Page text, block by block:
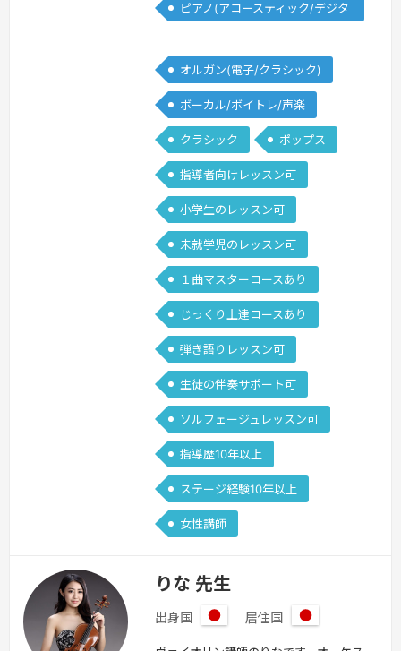
ロやポップス、ジャズなど幅広いジャン
ピアノ(アコースティック/デジタ
オルガン(電子/クラシック)
ボーカル/ボイトレ/声楽
クラシック ポップス
指導者向けレッスン可
小学生のレッスン可
未就学児のレッスン可
１曲マスターコースあり
じっくり上達コースあり
弾き語りレッスン可
生徒の伴奏サポート可
ソルフェージュレッスン可
指導歴10年以上
ステージ経験10年以上
女性講師
りな 先生
出身国 居住国